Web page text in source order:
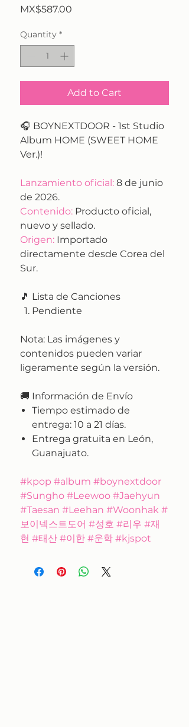
MX$587.00
Quantity *
Add to Cart
🎧 BOYNEXTDOOR - 1st Studio
Album HOME (SWEET HOME
Ver.)!
Lanzamiento oficial: 8 de junio
de 2026.
Contenido: Producto oficial,
nuevo y sellado.
Origen: Importado
directamente desde Corea del
Sur.
🎵 Lista de Canciones
Pendiente
Nota: Las imágenes y
contenidos pueden variar
ligeramente según la versión.
🚚 Información de Envío
Tiempo estimado de
entrega: 10 a 21 días.
Entrega gratuita en León,
Guanajuato.
#kpop #album #boynextdoor
#Sungho #Leewoo #Jaehyun
#Taesan #Leehan #Woonhak #
보이넥스트도어 #성호 #리우 #재
현 #태산 #이한 #운학 #kjspot